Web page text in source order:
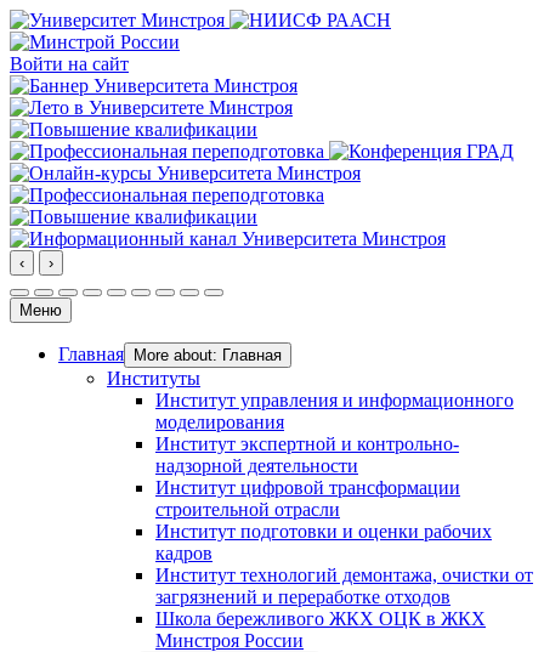
Войти на сайт
‹ ›
Меню
Главная More about: Главная
Институты
Институт управления и информационного
моделирования
Институт экспертной и контрольно-
надзорной деятельности
Институт цифровой трансформации
строительной отрасли
Институт подготовки и оценки рабочих
кадров
Институт технологий демонтажа, очистки от
загрязнений и переработке отходов
Школа бережливого ЖКХ ОЦК в ЖКХ
Минстроя России